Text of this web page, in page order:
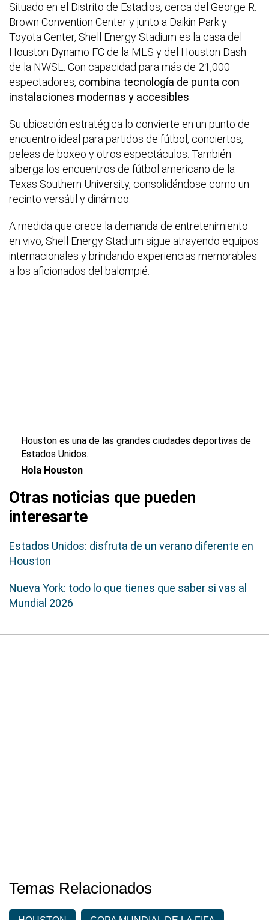
Situado en el Distrito de Estadios, cerca del George R.
Brown Convention Center y junto a Daikin Park y
Toyota Center, Shell Energy Stadium es la casa del
Houston Dynamo FC de la MLS y del Houston Dash
de la NWSL. Con capacidad para más de 21,000
espectadores, combina tecnología de punta con
instalaciones modernas y accesibles.
Su ubicación estratégica lo convierte en un punto de
encuentro ideal para partidos de fútbol, conciertos,
peleas de boxeo y otros espectáculos. También
alberga los encuentros de fútbol americano de la
Texas Southern University, consolidándose como un
recinto versátil y dinámico.
A medida que crece la demanda de entretenimiento
en vivo, Shell Energy Stadium sigue atrayendo equipos
internacionales y brindando experiencias memorables
a los aficionados del balompié.
Houston es una de las grandes ciudades deportivas de
Estados Unidos.
Hola Houston
Otras noticias que pueden
interesarte
Estados Unidos: disfruta de un verano diferente en
Houston
Nueva York: todo lo que tienes que saber si vas al
Mundial 2026
Temas Relacionados